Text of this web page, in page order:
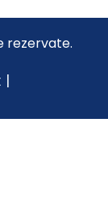
rezervate.
|